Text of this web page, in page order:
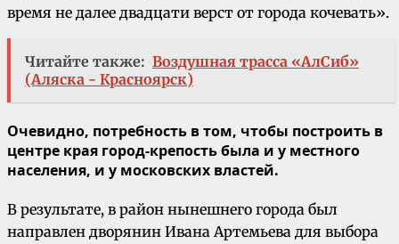
время не далее двадцати верст от города кочевать».
Читайте также: Воздушная трасса «АлСиб»
(Аляска - Красноярск)
Очевидно, потребность в том, чтобы построить в
центре края город-крепость была и у местного
населения, и у московских властей.
В результате, в район нынешнего города был
направлен дворянин Ивана Артемьева для выбора